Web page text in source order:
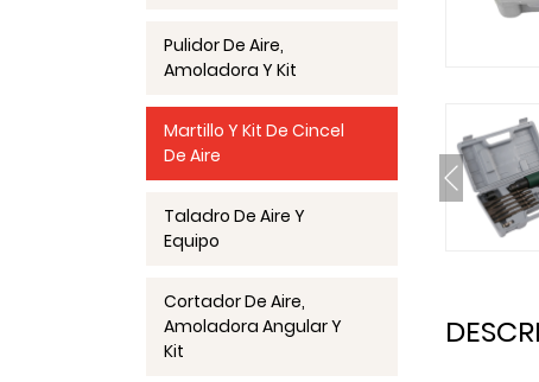
Pulidor De Aire,
Amoladora Y Kit
Martillo Y Kit De Cincel
De Aire
Taladro De Aire Y
Equipo
Cortador De Aire,
Amoladora Angular Y
Kit